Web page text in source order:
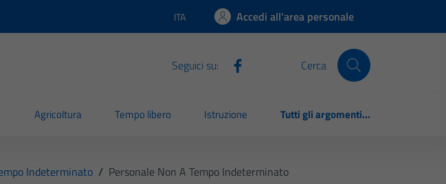
Lingua attiva:
ITA Accedi all'area personale
Seguici su: Cerca
Agricoltura Tempo libero Istruzione Tutti gli argomenti...
Indeterminato / Personale Non A Tempo Indeterminato